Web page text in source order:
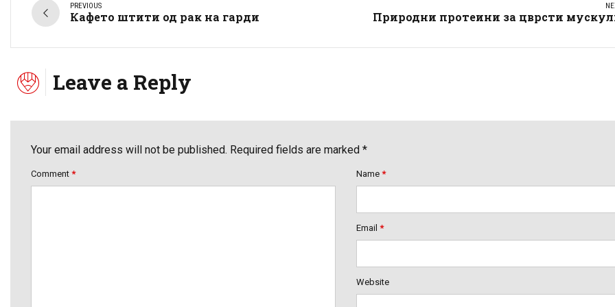
PREVIOUS
Кафето штити од рак на гарди Природни протеини за цврсти
Leave a Reply
Your email address will not be published. Required fields are marked *
Comment * Name *
Email *
Website